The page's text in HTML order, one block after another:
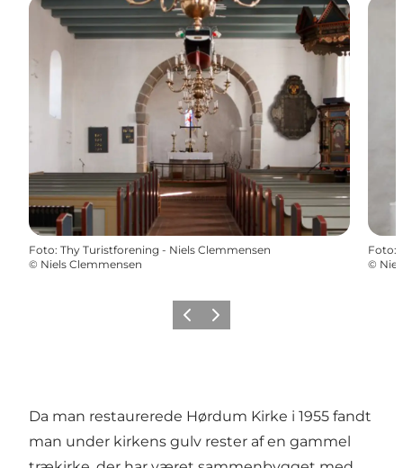
Foto: Thy Turistforening - Niels Clemmensen
© Niels Clemmensen
Foto:
©
ForrigeNæste
Da man restaurerede Hørdum Kirke i 1955 fandt
man under kirkens gulv rester af en gammel